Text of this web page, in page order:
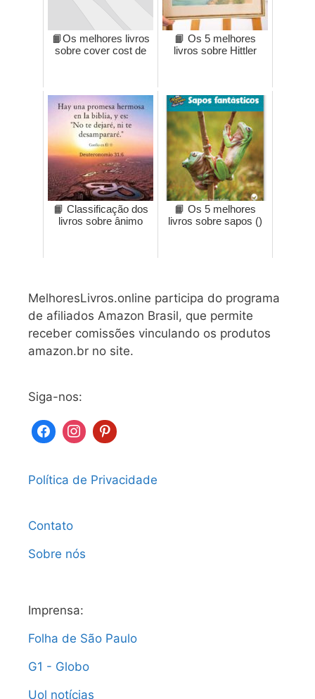
📙Os melhores livros
sobre cover cost de
📙 Os 5 melhores
livros sobre Hittler
📙 Classificação dos
livros sobre ânimo
📙 Os 5 melhores
livros sobre sapos ()
MelhoresLivros.online participa do programa
de afiliados Amazon Brasil, que permite
receber comissões vinculando os produtos
amazon.br no site.
Siga-nos:
Política de Privacidade
Contato
Sobre nós
Imprensa:
Folha de São Paulo
G1 - Globo
Uol notícias